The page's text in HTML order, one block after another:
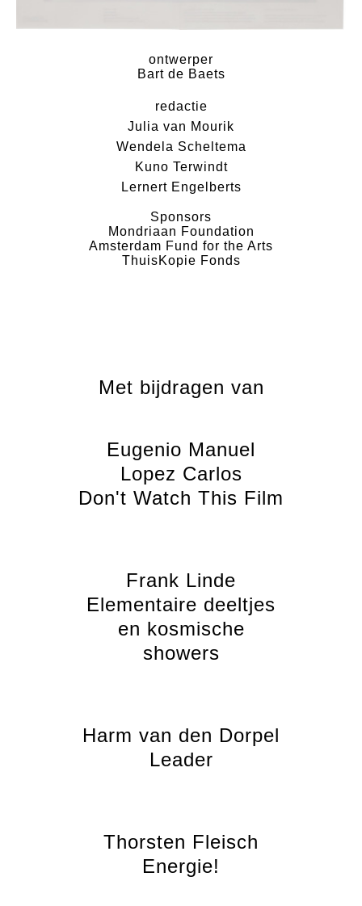
ontwerper
Bart de Baets
redactie
Julia van Mourik
Wendela Scheltema
Kuno Terwindt
Lernert Engelberts
Sponsors
Mondriaan Foundation
Amsterdam Fund for the Arts
ThuisKopie Fonds
Met bijdragen van
Eugenio Manuel
Lopez Carlos
Don't Watch This Film
Frank Linde
Elementaire deeltjes
en kosmische
showers
Harm van den Dorpel
Leader
Thorsten Fleisch
Energie!